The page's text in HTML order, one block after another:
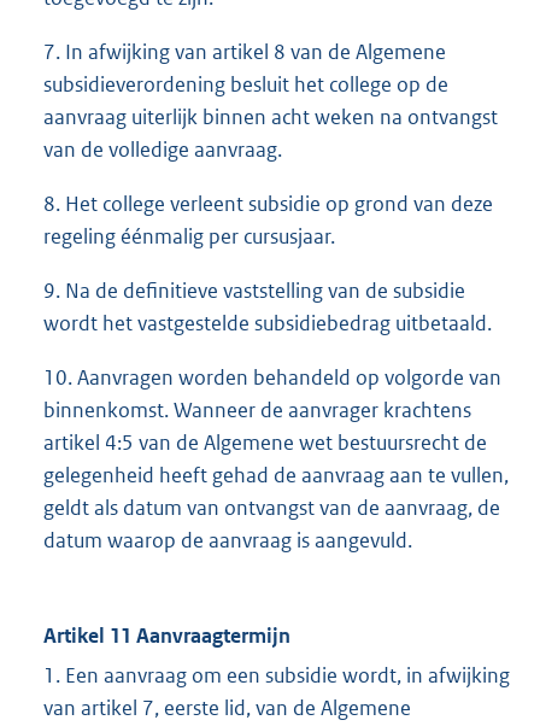
7. In afwijking van artikel 8 van de Algemene
subsidieverordening besluit het college op de
aanvraag uiterlijk binnen acht weken na ontvangst
van de volledige aanvraag.
8. Het college verleent subsidie op grond van deze
regeling éénmalig per cursusjaar.
9. Na de definitieve vaststelling van de subsidie
wordt het vastgestelde subsidiebedrag uitbetaald.
10. Aanvragen worden behandeld op volgorde van
binnenkomst. Wanneer de aanvrager krachtens
artikel 4:5 van de Algemene wet bestuursrecht de
gelegenheid heeft gehad de aanvraag aan te vullen,
geldt als datum van ontvangst van de aanvraag, de
datum waarop de aanvraag is aangevuld.
Artikel 11 Aanvraagtermijn
1. Een aanvraag om een subsidie wordt, in afwijking
van artikel 7, eerste lid, van de Algemene